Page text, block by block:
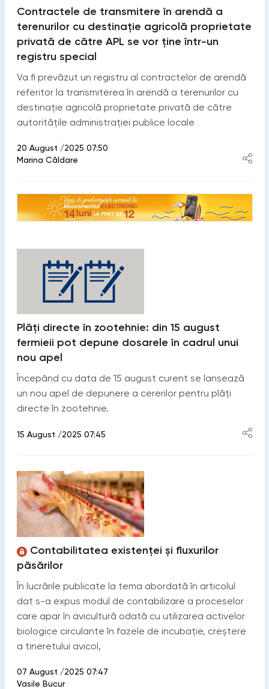
Contractele de transmitere în arendă a
terenurilor cu destinație agricolă proprietate
privată de către APL se vor ține într-un
registru special
Va fi prevăzut un registru al contractelor de arendă
referitor la transmiterea în arendă a terenurilor cu
destinație agricolă proprietate privată de către
autoritățile administrației publice locale
20 August /2025 07:50
Marina Căldare
Plăți directe în zootehnie: din 15 august
fermieii pot depune dosarele în cadrul unui
nou apel
Începând cu data de 15 august curent se lansează
un nou apel de depunere a cererilor pentru plăți
directe în zootehnie.
15 August /2025 07:45
Contabilitatea existenței și fluxurilor
păsărilor
În lucrările publicate la tema abordată în articolul
dat s-a expus modul de contabilizare a proceselor
care apar în avicultură odată cu utilizarea activelor
biologice circulante în fazele de incubație, creștere
a tineretului avicol,
07 August /2025 07:47
Vasile Bucur